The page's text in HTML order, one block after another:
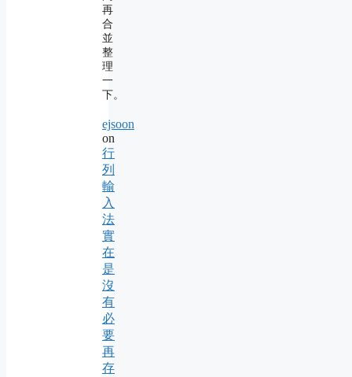
再
合
並
整
理
一
下。
ejsoon
on
行
列
輸
入
法
實
在
是
沒
有
必
要
再
存